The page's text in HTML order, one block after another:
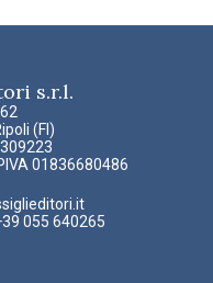
s.r.l.
(FI)
01836680486
055 640265